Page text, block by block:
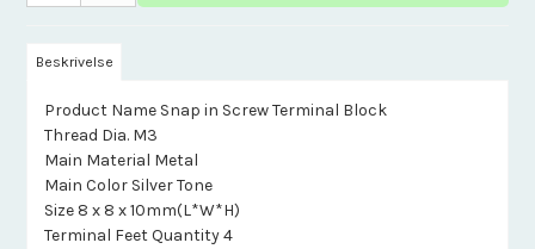
Beskrivelse
Product Name Snap in Screw Terminal Block
Thread Dia. M3
Main Material Metal
Main Color Silver Tone
Size 8 x 8 x 10mm(L*W*H)
Terminal Feet Quantity 4